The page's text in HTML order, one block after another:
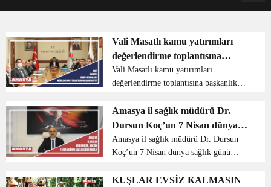
Vali Masatlı kamu yatırımları
değerlendirme toplantısına
başkanlık etti
Vali Masatlı kamu yatırımları
değerlendirme toplantısına başkanlık
genelinde sunulan kamu hizmetleri ile
kamu yatırımlarının genel
değerlendirilmesinin yapıldığı ...
Amasya il sağlık müdürü Dr.
Dursun Koç’un 7 Nisan dünya
sağlık günü mesajı
Amasya il sağlık müdürü Dr. Dursun
Koç’un 7 Nisan dünya sağlık günü
Dursun koç, 7 Nisan dünya sağlık günü
KUŞLAR EVSİZ KALMASIN